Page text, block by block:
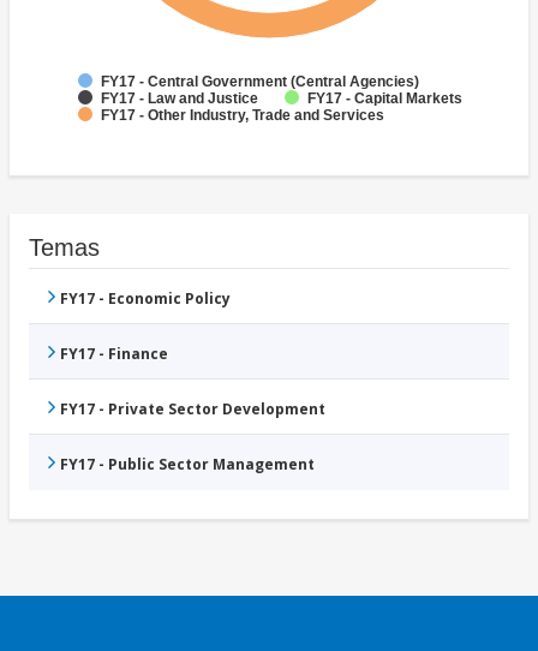
FY17 - Central Government (Central Agencies)
FY17 - Law and Justice
FY17 - Capital Markets
FY17 - Other Industry, Trade and Services
Temas
FY17 - Economic Policy
FY17 - Finance
FY17 - Private Sector Development
FY17 - Public Sector Management